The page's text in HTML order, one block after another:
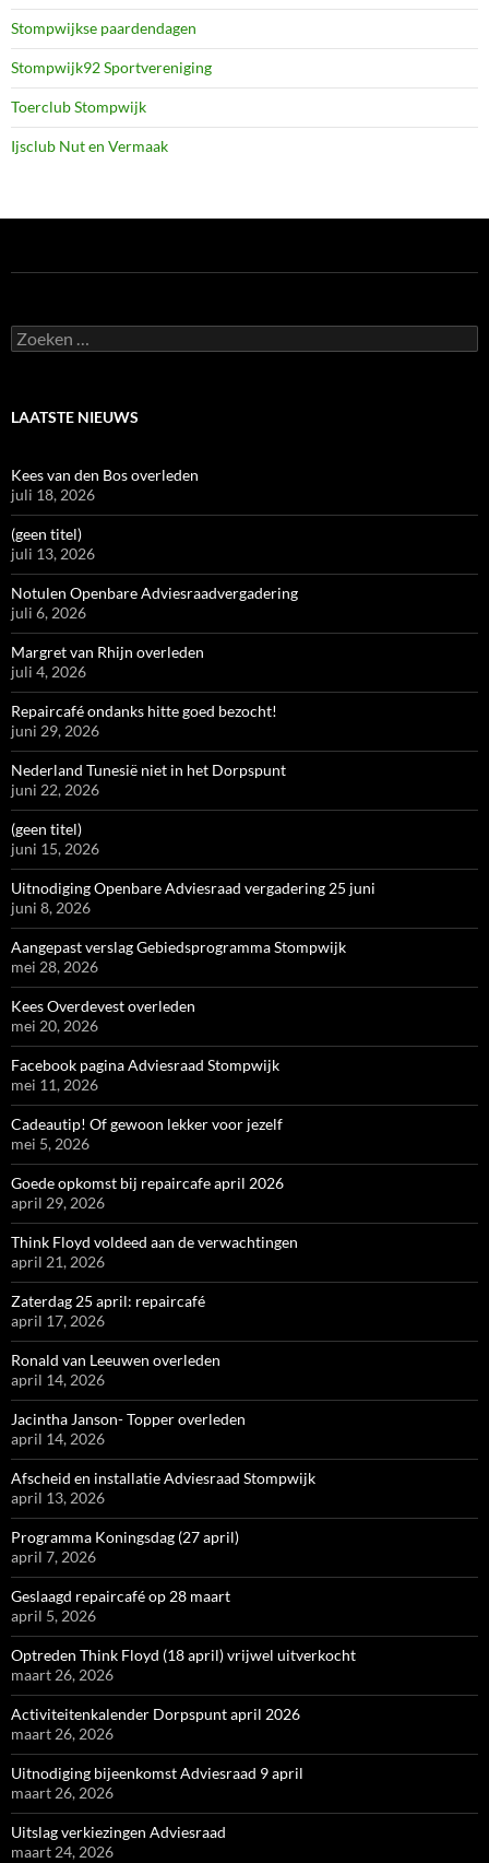
Stompwijkse paardendagen
Stompwijk92 Sportvereniging
Toerclub Stompwijk
Ijsclub Nut en Vermaak
Zoeken
naar:
LAATSTE NIEUWS
Kees van den Bos overleden
juli 18, 2026
(geen titel)
juli 13, 2026
Notulen Openbare Adviesraadvergadering
juli 6, 2026
Margret van Rhijn overleden
juli 4, 2026
Repaircafé ondanks hitte goed bezocht!
juni 29, 2026
Nederland Tunesië niet in het Dorpspunt
juni 22, 2026
(geen titel)
juni 15, 2026
Uitnodiging Openbare Adviesraad vergadering 25 juni
juni 8, 2026
Aangepast verslag Gebiedsprogramma Stompwijk
mei 28, 2026
Kees Overdevest overleden
mei 20, 2026
Facebook pagina Adviesraad Stompwijk
mei 11, 2026
Cadeautip! Of gewoon lekker voor jezelf
mei 5, 2026
Goede opkomst bij repaircafe april 2026
april 29, 2026
Think Floyd voldeed aan de verwachtingen
april 21, 2026
Zaterdag 25 april: repaircafé
april 17, 2026
Ronald van Leeuwen overleden
april 14, 2026
Jacintha Janson- Topper overleden
april 14, 2026
Afscheid en installatie Adviesraad Stompwijk
april 13, 2026
Programma Koningsdag (27 april)
april 7, 2026
Geslaagd repaircafé op 28 maart
april 5, 2026
Optreden Think Floyd (18 april) vrijwel uitverkocht
maart 26, 2026
Activiteitenkalender Dorpspunt april 2026
maart 26, 2026
Uitnodiging bijeenkomst Adviesraad 9 april
maart 26, 2026
Uitslag verkiezingen Adviesraad
maart 24, 2026